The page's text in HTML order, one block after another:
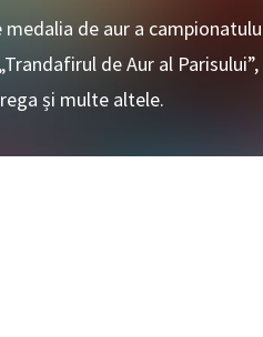
de aur a
de Aur al
și multe altele.